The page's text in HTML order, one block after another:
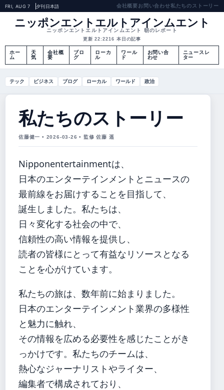
FRI, AUG 7 夕刊日本語 会社概要お問い合わせ私たちのストーリー
ニッポンエントエルトアインムエント
ニッポンエントエルトアインムエント 朝のレポート
更新 22:2216 本日の記事
ホー
ム
天
気
会社概
要
ブロ
グ
ローカ
ル
ワール
ド
お問い合
わせ
ニュースレ
ター
テック ビジネス ブログ ローカル ワールド 政治
私たちのストーリー
佐藤健一 • 2026-03-26 • 監修 佐藤 遥
Nipponentertainmentは、
日本のエンターテインメントとニュースの
最前線をお届けすることを目指して、
誕生しました。私たちは、
日々変化する社会の中で、
信頼性の高い情報を提供し、
読者の皆様にとって有益なリソースとなる
ことを心がけています。
私たちの旅は、数年前に始まりました。
日本のエンターテインメント業界の多様性
と魅力に触れ、
その情報を広める必要性を感じたことがき
っかけです。私たちのチームは、
熱心なジャーナリストやライター、
編集者で構成されており、